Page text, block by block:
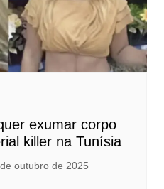
exumar corpo
killer na Tunísia
outubro de 2025